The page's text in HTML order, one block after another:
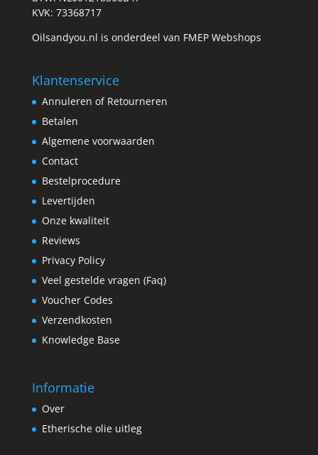
KVK: 73368717
Oilsandyou.nl is onderdeel van FMEP Webshops
Klantenservice
Annuleren of Retourneren
Betalen
Algemene voorwaarden
Contact
Bestelprocedure
Levertijden
Onze kwaliteit
Reviews
Privacy Policy
Veel gestelde vragen (Faq)
Voucher Codes
Verzendkosten
Knowledge Base
Informatie
Over
Etherische olie uitleg